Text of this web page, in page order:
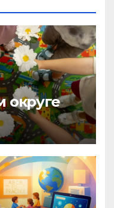
округе
Дню